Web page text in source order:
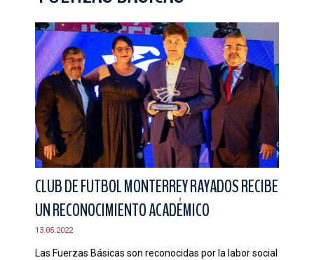
RAYADOS
RAYADAS
FUERZAS BÁSICAS
RESPONSABILIDAD SOCIAL
TAQUILLA
TIENDA
ESTADIO
PRENSA
CONTACTO
CLUB DE FUTBOL MONTERREY RAYADOS RECIBE
UN RECONOCIMIENTO ACADÉMICO
13.05.2022
Las Fuerzas Básicas son reconocidas por la labor social